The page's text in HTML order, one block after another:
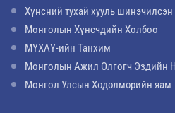
Хүнсний тухай хууль шинэчилсэн
Монголын Хүнсчдийн Холбоо
МҮХАҮ-ийн Танхим
Монголын Ажил Олгогч Эздийн
Монгол Улсын Хөдөлмөрийн яам